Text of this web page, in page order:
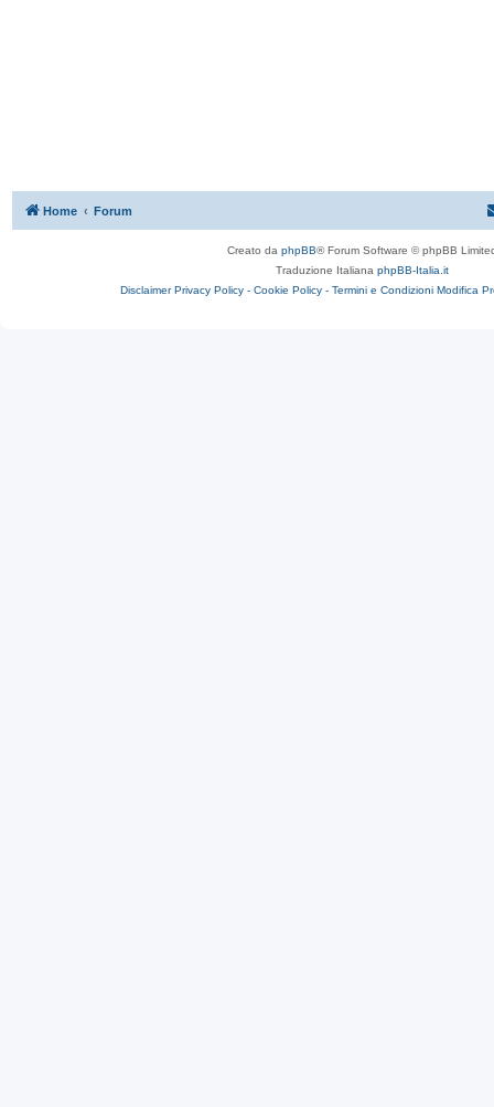
Home Forum
Creato da phpBB® Forum Software © phpBB
Traduzione Italiana phpBB-Italia.it
Disclaimer Privacy Policy - Cookie Policy - Termini e Condizioni Modifica